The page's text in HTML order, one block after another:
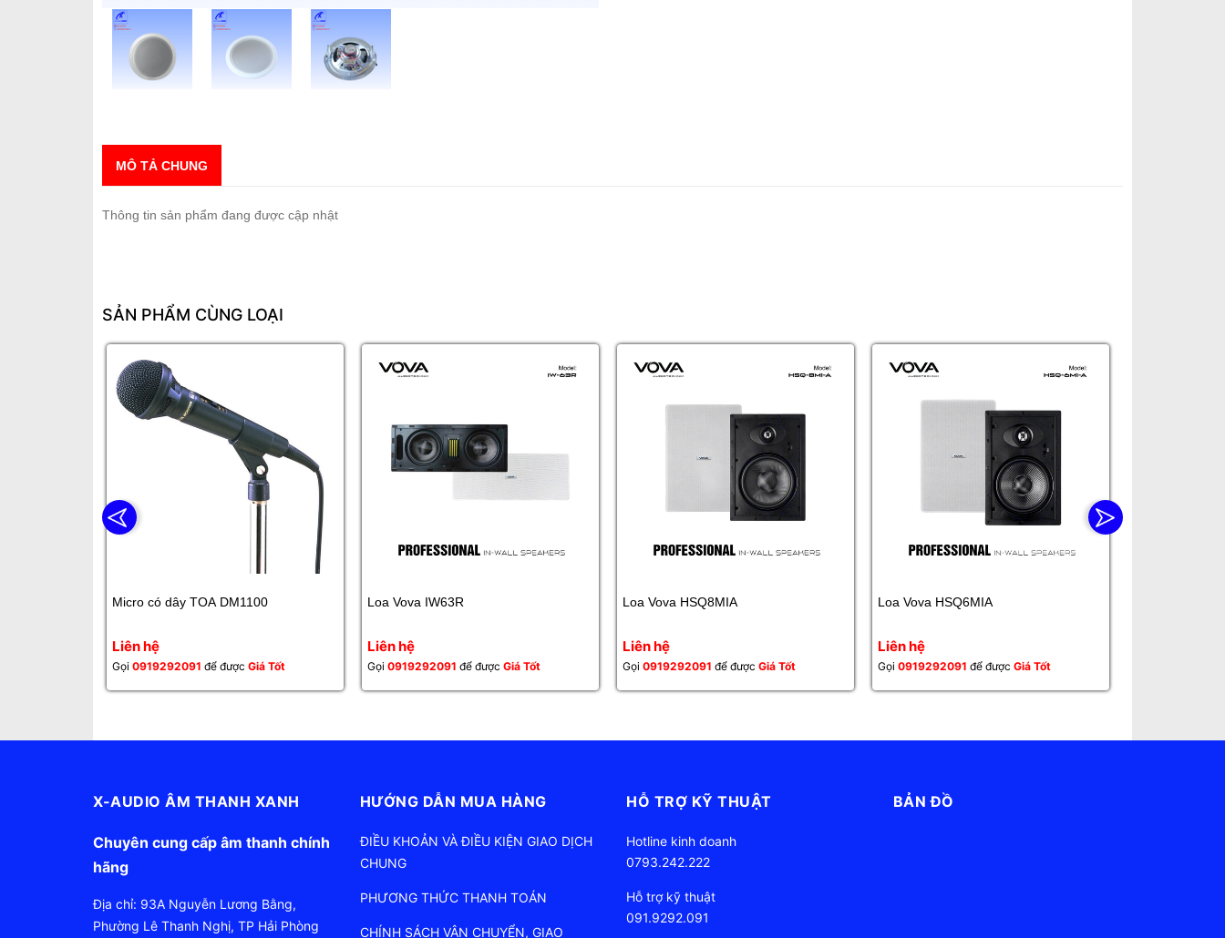
MÔ TẢ CHUNG
Thông tin sản phẩm đang được cập nhật
SẢN PHẨM CÙNG LOẠI
Micro có dây TOA DM1100
Liên hệ
Gọi 0919292091 để được Giá Tốt
Loa Vova IW63R
Liên hệ
Gọi 0919292091 để được Giá Tốt
Loa Vova HSQ8MIA
Liên hệ
Gọi 0919292091 để được Giá Tốt
Loa Vova HSQ6MIA
Liên hệ
Gọi 0919292091 để được Giá Tốt
X-AUDIO ÂM THANH XANH
Chuyên cung cấp âm thanh chính
hãng
Địa chỉ: 93A Nguyễn Lương Bằng,
Phường Lê Thanh Nghị, TP Hải Phòng
HƯỚNG DẪN MUA HÀNG
ĐIỀU KHOẢN VÀ ĐIỀU KIỆN GIAO DỊCH
CHUNG
PHƯƠNG THỨC THANH TOÁN
CHÍNH SÁCH VẬN CHUYỂN, GIAO
HỖ TRỢ KỸ THUẬT
Hotline kinh doanh
0793.242.222
Hỗ trợ kỹ thuật
091.9292.091
BẢN ĐỒ